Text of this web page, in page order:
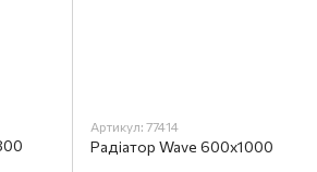
Артикул: 77414
Радіатор Wave 600х1000